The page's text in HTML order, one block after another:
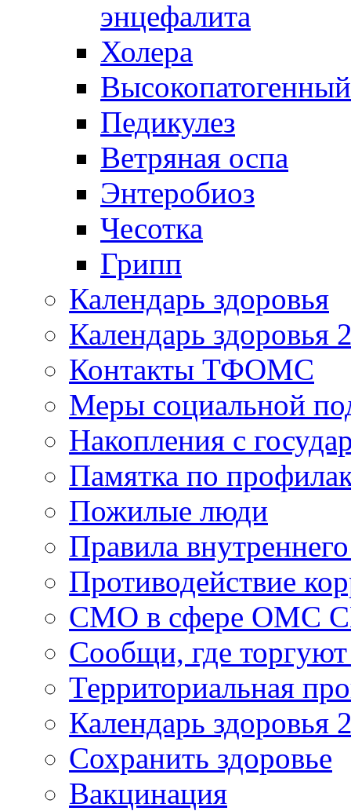
энцефалита
Холера
Педикулез
Ветряная оспа
Энтеробиоз
Чесотка
Грипп
Календарь здоровья
Календарь здоровья
Контакты ТФОМС
Меры социальной
Накопления с
Памятка по
Пожилые люди
Правила
Противодействие
СМО в сфере ОМС
Сообщи, где
Территориальная
Календарь здоровья
Сохранить здоровье
Вакцинация